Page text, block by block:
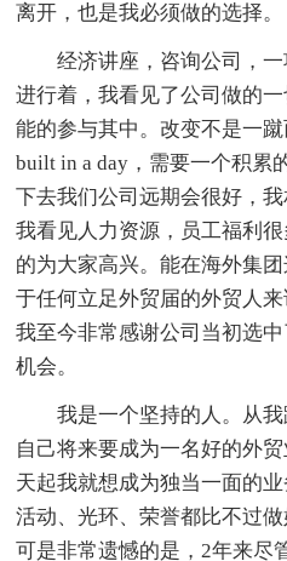
离开，也是我必须做的选择。
经济讲座，咨询公司，
进行着，我看见了公司做的
能的参与其中。改变不是一
built in a day，需要一个积累
下去我们公司远期会很好，我
我看见人力资源，员工福利
的为大家高兴。能在海外集
于任何立足外贸届的外贸人来
我至今非常感谢公司当初选
机会。
我是一个坚持的人。从
自己将来要成为一名好的外
天起我就想成为独当一面的
活动、光环、荣誉都比不过做
可是非常遗憾的是，2年来尽